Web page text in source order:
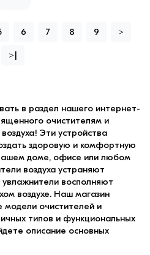
6 7 8 9 >
>|
в раздел нашего интернет-
очистителям и
Эти устройства
здоровую и комфортную
доме, офисе или любом
воздуха устраняют
увлажнители восполняют
воздухе. Наш магазин
модели очистителей и
типов и функциональных
описание основных